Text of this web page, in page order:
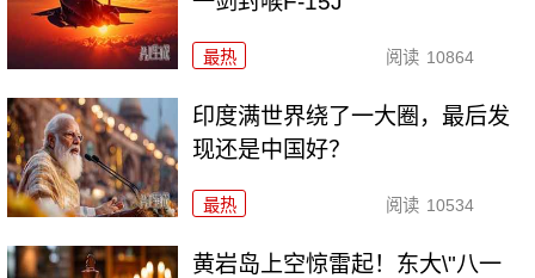
最热 阅读 10864
印度满世界绕了一大圈，最后发
现还是中国好？
最热 阅读 10534
黄岩岛上空惊雷起！东大\"八一